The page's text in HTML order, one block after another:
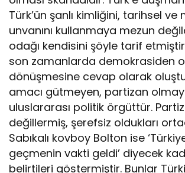
Türk’ün şanlı kimliğini, tarihsel
unvanını kullanmaya mezun
odağı kendisini şöyle tarif etmiştir;
son zamanlarda demokrasiden
dönüşmesine cevap olarak
amacı gütmeyen, partizan
uluslararası politik örgüttür.
değillermiş, şerefsiz oldukları
Sabıkalı kovboy Bolton ise
geçmenin vakti geldi’ diyecek
belirtileri göstermiştir. Bunlar